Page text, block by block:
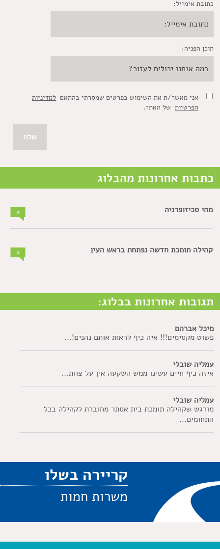
כתובת אימייל:
תוכן הפניה:
אני מאשר/ת את השימוש בפרטים שמסרתי בהתאם למדיניות
הפרטיותשל האתר.
כתבות אחרונות מהבלוג
מהי סכיזופרניה
קהילה תומכת חדשה נפתחת בראש העין
תגובות אחרונות בבלוג:
מיכל אברהם
פשוט מקסימים!!! איה כיף לראות אותם נהנים!...
עמליה שובלי
איזה כיף חיים עשינו ממש השקעה אין על צוות...
עמליה שובלי
מורגש שקהילה תומכת בית אסתר מחוברת לקהילה בכל
התחומים...
קריירה בשלו
משרות חמות